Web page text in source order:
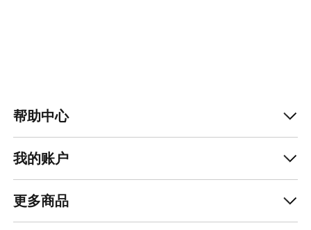
查找店铺
帮助中心
我的账户
更多商品